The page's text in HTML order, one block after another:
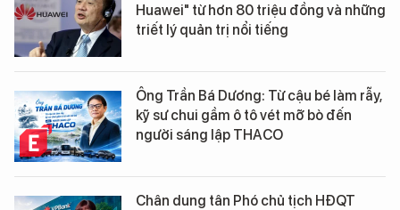
Huawei" từ hơn 80 triệu đồng và những
triết lý quản trị nổi tiếng
Ông Trần Bá Dương: Từ cậu bé làm rẫy,
kỹ sư chui gầm ô tô vét mỡ bò đến
người sáng lập THACO
Chân dung tân Phó chủ tịch HĐQT